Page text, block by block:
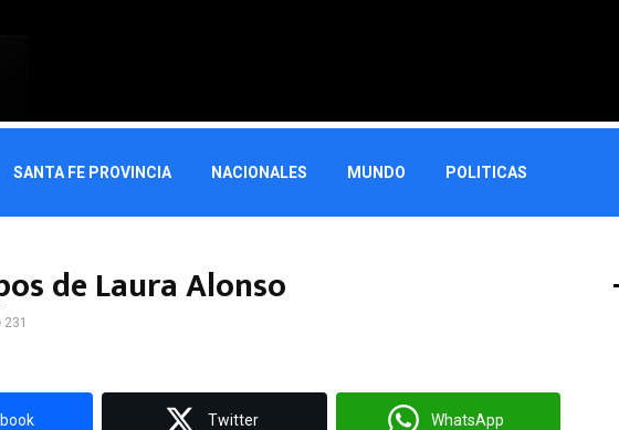
SANTA FE PROVINCIA NACIONALES MUNDO POLITICAS
de Laura Alonso
231
Twitter WhatsApp